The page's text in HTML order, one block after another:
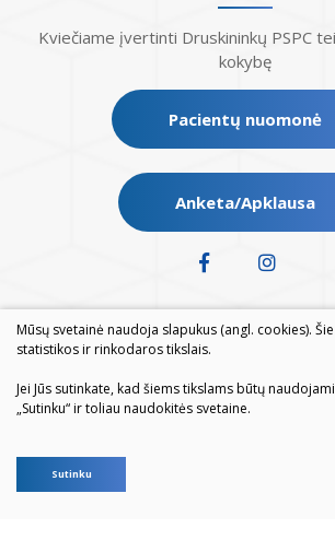
Kviečiame įvertinti Druskininkų PSPC
kokybę
Pacientų nuomonė
Anketa/Apklausa
Mūsų svetainė naudoja slapukus (angl. cookies).
statistikos ir rinkodaros tikslais.
Jei Jūs sutinkate, kad šiems tikslams būtų
„Sutinku“ ir toliau naudokitės svetaine.
Sutinku